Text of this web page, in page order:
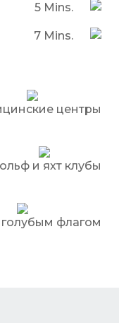
5 Mins.
7 Mins.
центры
и яхт клубы
флагом